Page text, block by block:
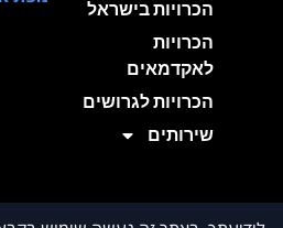
הכרויות בישראל
הכרויות
לאקדמאים
הכרויות לגרושים
שירותים